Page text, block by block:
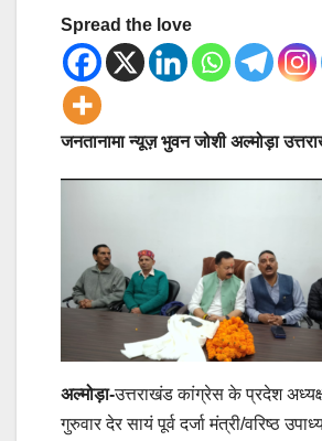
Spread the love
जनतानामा न्यूज़ भुवन जोशी अल्मोड़ा
अल्मोड़ा-उत्तराखंड कांग्रेस के प्रदेश
गुरुवार देर सायं पूर्व दर्जा मंत्री/वरिष्ठ